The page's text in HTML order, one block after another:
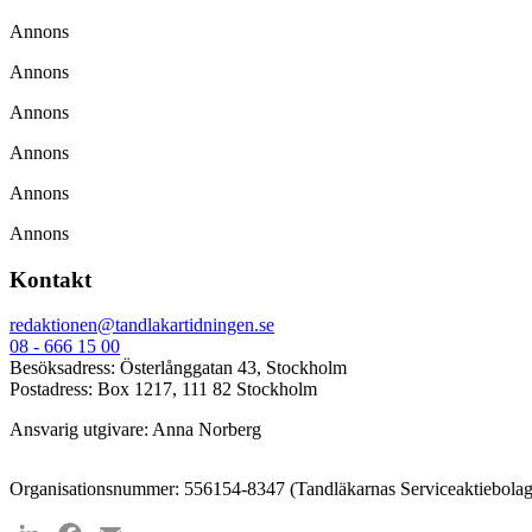
Annons
Annons
Annons
Annons
Annons
Annons
Kontakt
redaktionen@tandlakartidningen.se
08 - 666 15 00
Besöksadress: Österlånggatan 43, Stockholm
Postadress: Box 1217, 111 82 Stockholm
Ansvarig utgivare: Anna Norberg
Organisationsnummer: 556154-8347 (Tandläkarnas